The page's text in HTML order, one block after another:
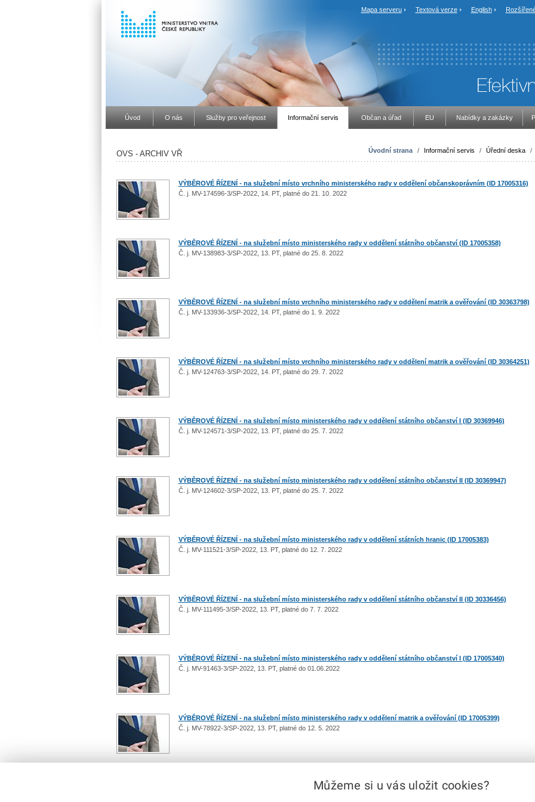
Mapa serveru Textová verze English
Úvod O nás Služby pro veřejnost Informační servis Občan a úřad EU Nabídky a zakázky
Úvodní strana / Informační servis / Úřední deska /
OVS - ARCHIV VŘ
VÝBĚROVÉ ŘÍZENÍ - na služební místo vrchního ministerského rady v oddělení občanskoprávním (ID 17005316)
Č. j. MV-174596-3/SP-2022, 14. PT, platné do 21. 10. 2022
VÝBĚROVÉ ŘÍZENÍ - na služební místo ministerského rady v oddělení státního občanství (ID 17005358)
Č. j. MV-138983-3/SP-2022, 13. PT, platné do 25. 8. 2022
VÝBĚROVÉ ŘÍZENÍ - na služební místo vrchního ministerského rady v oddělení matrik a ověřování (ID 30363798)
Č. j. MV-133936-3/SP-2022, 14. PT, platné do 1. 9. 2022
VÝBĚROVÉ ŘÍZENÍ - na služební místo vrchního ministerského rady v oddělení matrik a ověřování (ID 30364251)
Č. j. MV-124763-3/SP-2022, 14. PT, platné do 29. 7. 2022
VÝBĚROVÉ ŘÍZENÍ - na služební místo ministerského rady v oddělení státního občanství I (ID 30369946)
Č. j. MV-124571-3/SP-2022, 13. PT, platné do 25. 7. 2022
VÝBĚROVÉ ŘÍZENÍ - na služební místo ministerského rady v oddělení státního občanství II (ID 30369947)
Č. j. MV-124602-3/SP-2022, 13. PT, platné do 25. 7. 2022
VÝBĚROVÉ ŘÍZENÍ - na služební místo ministerského rady v oddělení státních hranic (ID 17005383)
Č. j. MV-111521-3/SP-2022, 13. PT, platné do 12. 7. 2022
VÝBĚROVÉ ŘÍZENÍ - na služební místo ministerského rady v oddělení státního občanství II (ID 30336456)
Č. j. MV-111495-3/SP-2022, 13. PT, platné do 7. 7. 2022
VÝBĚROVÉ ŘÍZENÍ - na služební místo ministerského rady v oddělení státního občanství I (ID 17005340)
Č. j. MV-91463-3/SP-2022, 13. PT, platné do 01.06.2022
VÝBĚROVÉ ŘÍZENÍ - na služební místo ministerského rady v oddělení matrik a ověřování (ID 17005399)
Č. j. MV-78922-3/SP-2022, 13. PT, platné do 12. 5. 2022
Můžeme si u vás uložit cookies?